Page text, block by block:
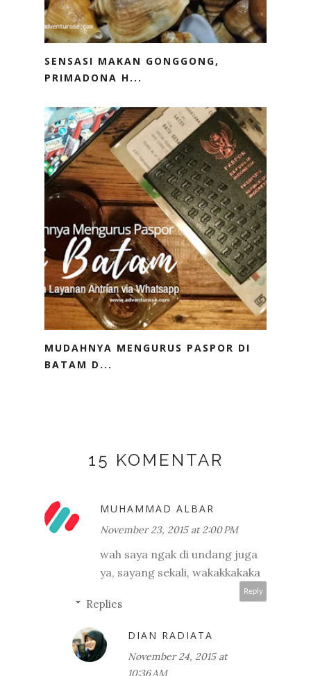
SENSASI MAKAN GONGGONG,
PRIMADONA H...
MUDAHNYA MENGURUS PASPOR DI
BATAM D...
15 KOMENTAR
MUHAMMAD ALBAR
November 23, 2015 at 2:00 PM
wah saya ngak di undang juga
ya, sayang sekali, wakakkakaka
Reply
Replies
DIAN RADIATA
November 24, 2015 at
10:36 AM